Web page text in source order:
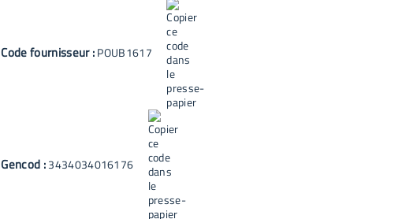
Code fournisseur :POUB1617
Gencod :3434034016176